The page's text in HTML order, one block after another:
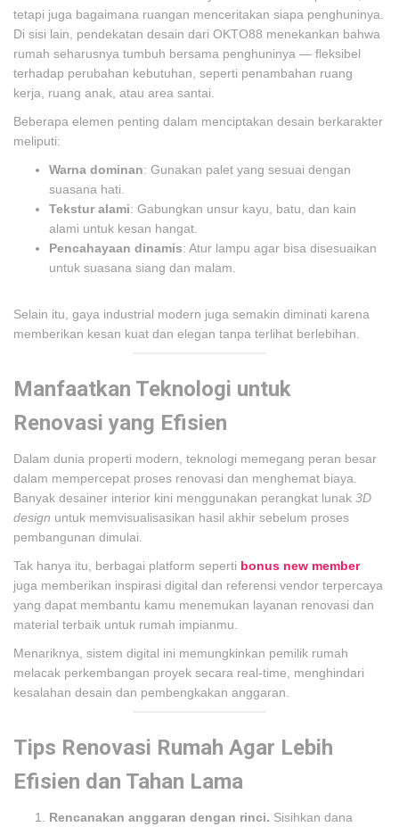
tetapi juga bagaimana ruangan menceritakan siapa penghuninya.
Di sisi lain, pendekatan desain dari OKTO88 menekankan bahwa
rumah seharusnya tumbuh bersama penghuninya — fleksibel
terhadap perubahan kebutuhan, seperti penambahan ruang
kerja, ruang anak, atau area santai.
Beberapa elemen penting dalam menciptakan desain berkarakter
meliputi:
Warna dominan: Gunakan palet yang sesuai dengan
suasana hati.
Tekstur alami: Gabungkan unsur kayu, batu, dan kain
alami untuk kesan hangat.
Pencahayaan dinamis: Atur lampu agar bisa disesuaikan
untuk suasana siang dan malam.
Selain itu, gaya industrial modern juga semakin diminati karena
memberikan kesan kuat dan elegan tanpa terlihat berlebihan.
Manfaatkan Teknologi untuk
Renovasi yang Efisien
Dalam dunia properti modern, teknologi memegang peran besar
dalam mempercepat proses renovasi dan menghemat biaya.
Banyak desainer interior kini menggunakan perangkat lunak 3D
design untuk memvisualisasikan hasil akhir sebelum proses
pembangunan dimulai.
Tak hanya itu, berbagai platform seperti bonus new member
juga memberikan inspirasi digital dan referensi vendor terpercaya
yang dapat membantu kamu menemukan layanan renovasi dan
material terbaik untuk rumah impianmu.
Menariknya, sistem digital ini memungkinkan pemilik rumah
melacak perkembangan proyek secara real-time, menghindari
kesalahan desain dan pembengkakan anggaran.
Tips Renovasi Rumah Agar Lebih
Efisien dan Tahan Lama
Rencanakan anggaran dengan rinci. Sisihkan dana